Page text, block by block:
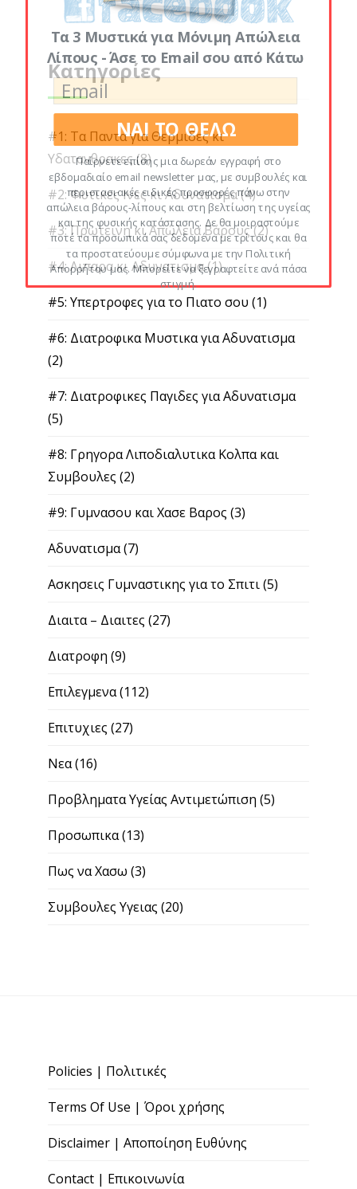
Κατηγορίες
#1: Τα Παντα για Θερμιδες κι
Υδατανθρακες(8)
#2: Φυτικες Ινες κι Αδυνατισμα(4)
#3: Πρωτεινη κι Απώλεια Βάρους(2)
#4: Λιπαρα κι Αδυνατισμα(1)
#5: Υπερτροφες για το Πιατο σου (1)
#6: Διατροφικα Μυστικα για Αδυνατισμα
(2)
#7: Διατροφικες Παγιδες για Αδυνατισμα
(5)
#8: Γρηγορα Λιποδιαλυτικα Κολπα και
Συμβουλες (2)
#9: Γυμνασου και Χασε Βαρος (3)
Αδυνατισμα(7)
Ασκησεις Γυμναστικης για το Σπιτι(5)
Διαιτα – Διαιτες (27)
Διατροφη (9)
Επιλεγμενα(112)
Επιτυχιες (27)
Νεα(16)
Προβληματα Υγείας Αντιμετώπιση (5)
Προσωπικα(13)
Πως να Χασω (3)
Συμβουλες Υγειας (20)
Policies | Πολιτικές
Terms Of Use | Όροι χρήσης
Disclaimer | Αποποίηση Ευθύνης
Contact | Επικοινωνία
Τα 3 Μυστικά για Μόνιμη Απώλεια
Λίπους - Άσε το Email σου από Κάτω
ΝΑΙ ΤΟ ΘΕΛΩ
Παίρνετε επίσης μια δωρεάν εγγραφή στο
εβδομαδιαίο email newsletter μας, με συμβουλές και
περιστασιακές ειδικές προσφορές πάνω στην
απώλεια βάρους-λίπους και στη βελτίωση της υγείας
και της φυσικής κατάστασης. Δε θα μοιραστούμε
ποτέ τα προσωπικά σας δεδομένα με τρίτους και θα
τα προστατεύουμε σύμφωνα με την Πολιτική
Απορρήτου μας. Μπορείτε να ξεγραφτείτε ανά πάσα
στιγμή.